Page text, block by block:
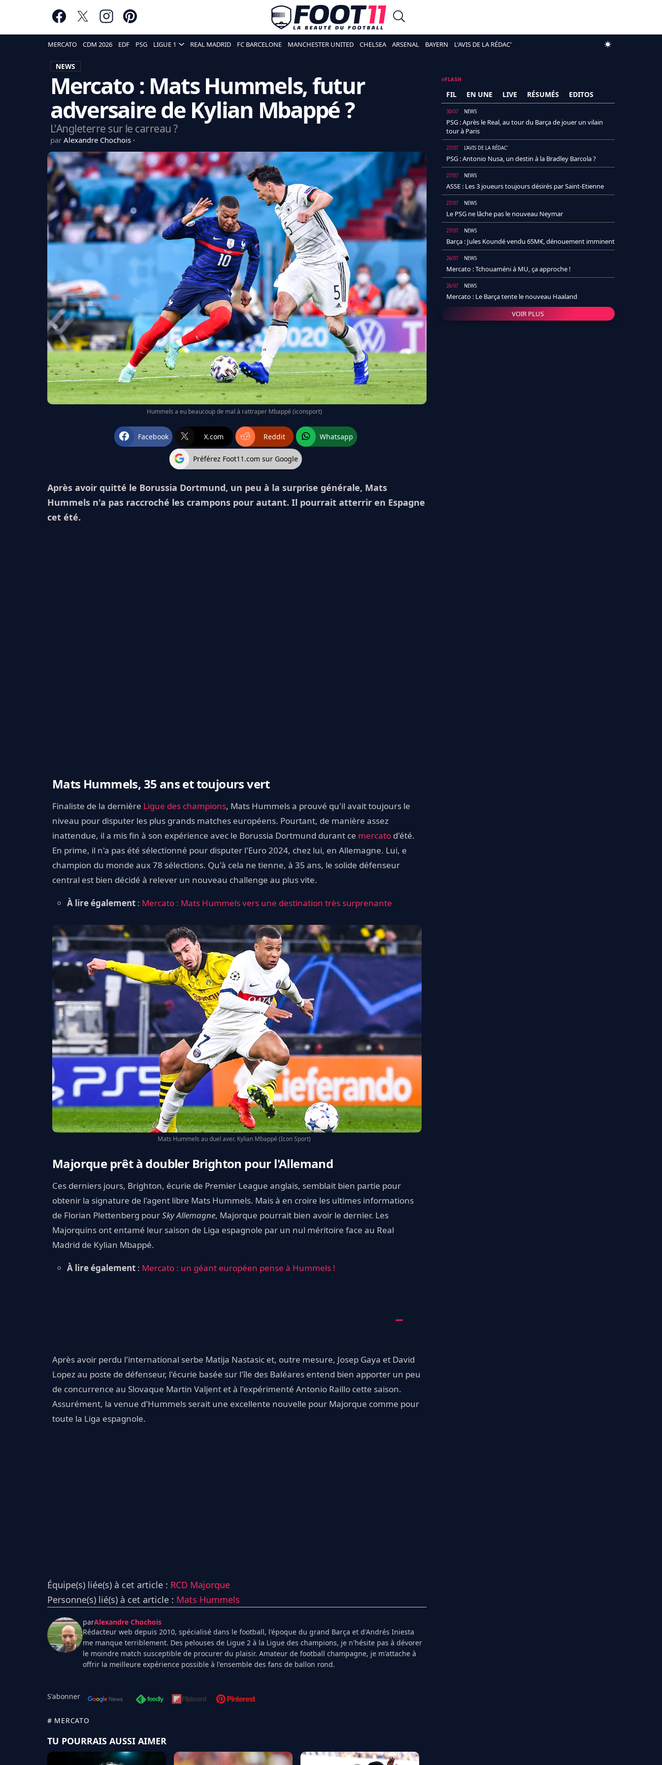
MERCATO CDM 2026 EDF PSG LIGUE 1 REAL MADRID FC BARCELONE MANCHESTER UNITED CHELSEA ARSENAL BAYERN L'AVIS DE LA RÉDAC'
NEWS
Mercato : Mats Hummels, futur
adversaire de Kylian Mbappé ?
L'Angleterre sur le carreau ?
par Alexandre Chochois
Hummels a eu beaucoup de mal à rattraper Mbappé (iconsport)
Facebook X.com Reddit Whatsapp
Préférez Foot11.com sur Google
Après avoir quitté le Borussia Dortmund, un peu à la surprise générale, Mats
Hummels n'a pas raccroché les crampons pour autant. Il pourrait atterrir en Espagne
cet été.
Mats Hummels, 35 ans et toujours vert
Finaliste de la dernière Ligue des champions, Mats Hummels a prouvé qu'il avait toujours le
niveau pour disputer les plus grands matches européens. Pourtant, de manière assez
inattendue, il a mis fin à son expérience avec le Borussia Dortmund durant ce mercato d'été.
En prime, il n'a pas été sélectionné pour disputer l'Euro 2024, chez lui, en Allemagne. Lui, e
champion du monde aux 78 sélections. Qu'à cela ne tienne, à 35 ans, le solide défenseur
central est bien décidé à relever un nouveau challenge au plus vite.
À lire également : Mercato : Mats Hummels vers une destination très surprenante
Mats Hummels au duel avec Kylian Mbappé (Icon Sport)
Majorque prêt à doubler Brighton pour l'Allemand
Ces derniers jours, Brighton, écurie de Premier League anglais, semblait bien partie pour
obtenir la signature de l'agent libre Mats Hummels. Mais à en croire les ultimes informations
de Florian Plettenberg pourSky Allemagne, Majorque pourrait bien avoir le dernier. Les
Majorquins ont entamé leur saison de Liga espagnole par un nul méritoire face au Real
Madrid de Kylian Mbappé.
À lire également : Mercato : un géant européen pense à Hummels !
Après avoir perdu l'international serbe Matija Nastasic et, outre mesure, Josep Gaya et David
Lopez au poste de défenseur, l'écurie basée sur l'île des Baléares entend bien apporter un peu
de concurrence au Slovaque Martin Valjent et à l'expérimenté Antonio Raillo cette saison.
Assurément, la venue d'Hummels serait une excellente nouvelle pour Majorque comme pour
toute la Liga espagnole.
Équipe(s) liée(s) à cet article : RCD Majorque
Personne(s) lié(s) à cet article : Mats Hummels
parAlexandre Chochois
Rédacteur web depuis 2010, spécialisé dans le football, l'époque du grand Barça et d'Andrés Iniesta
me manque terriblement. Des pelouses de Ligue 2 à la Ligue des champions, je n'hésite pas à dévorer
le moindre match susceptible de procurer du plaisir. Amateur de football champagne, je m'attache à
offrir la meilleure expérience possible à l'ensemble des fans de ballon rond.
S'abonner
# MERCATO
TU POURRAIS AUSSI AIMER
FLASH
FIL EN UNE LIVE RÉSUMÉS EDITOS
30/07 NEWS
PSG : Après le Real, au tour du Barça de jouer un vilain
tour à Paris
27/07 L'AVIS DE LA RÉDAC'
PSG : Antonio Nusa, un destin à la Bradley Barcola ?
27/07 NEWS
ASSE : Les 3 joueurs toujours désirés par Saint-Etienne
27/07 NEWS
Le PSG ne lâche pas le nouveau Neymar
27/07 NEWS
Barça : Jules Koundé vendu 65M€, dénouement imminent
26/07 NEWS
Mercato : Tchouaméni à MU, ça approche !
26/07 NEWS
Mercato : Le Barça tente le nouveau Haaland
VOIR PLUS